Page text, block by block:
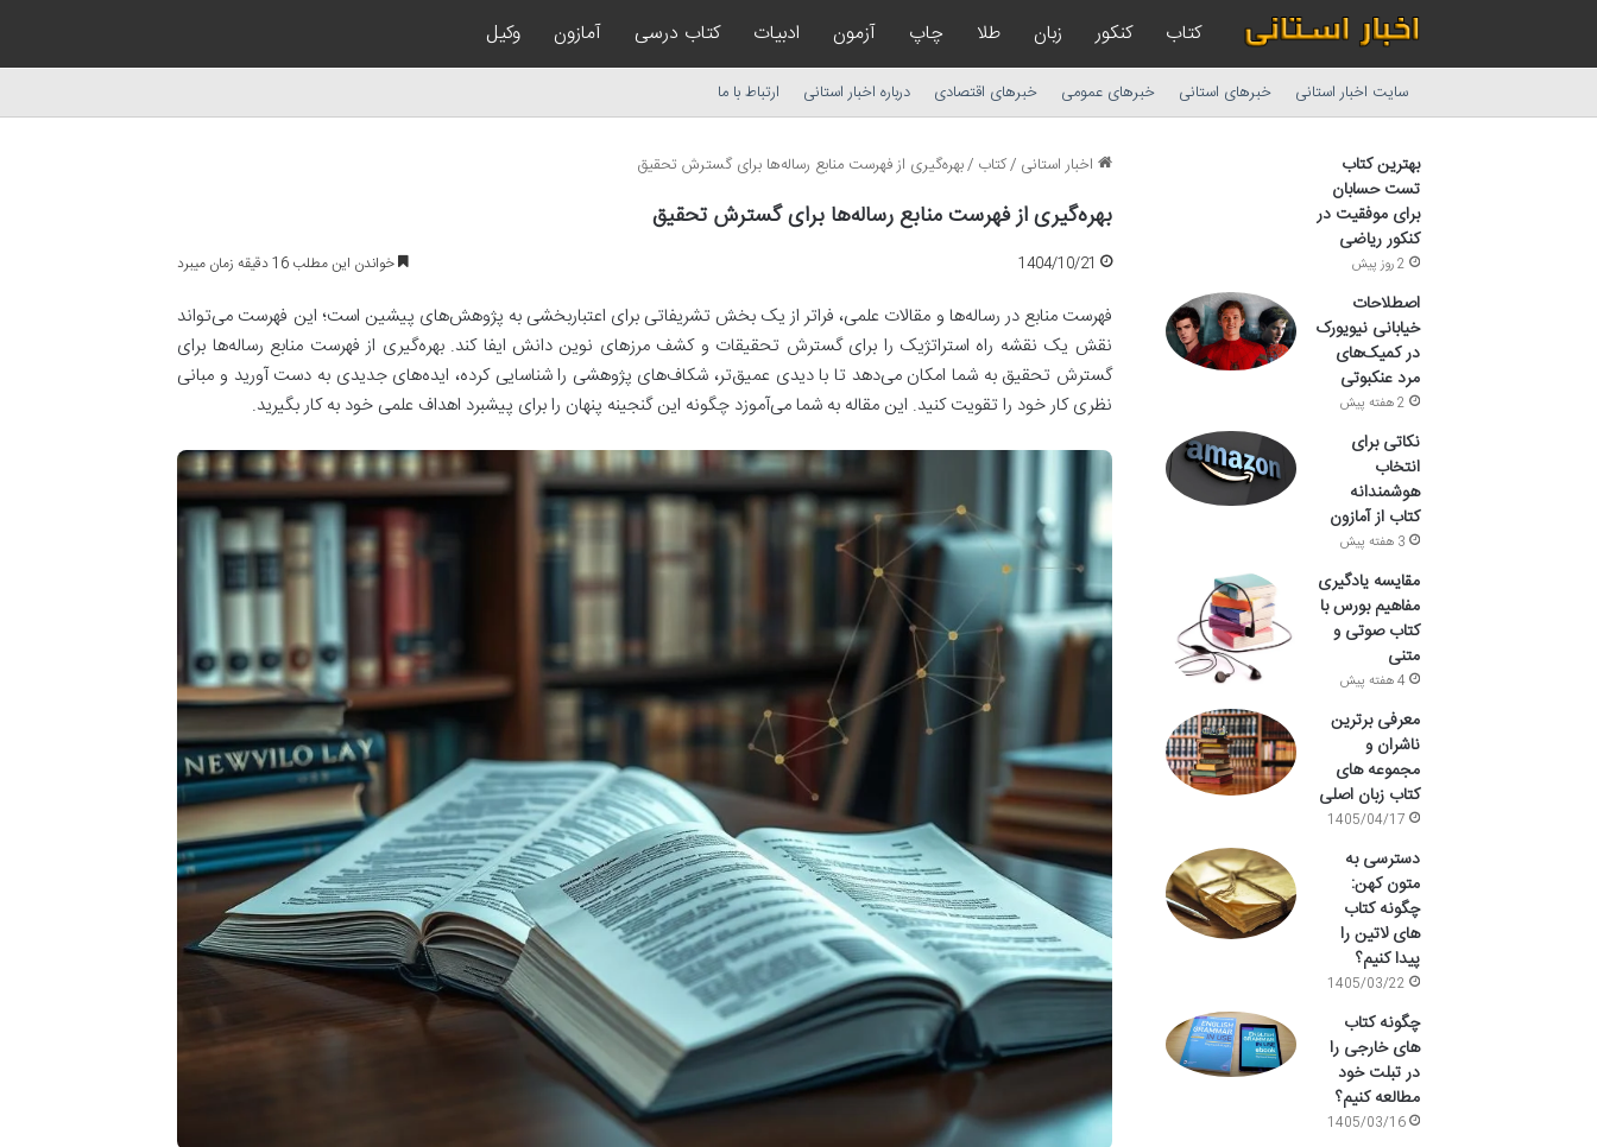
کتاب کنکور زبان طلا چاپ آزمون ادبیات کتاب درسی آمازون وکیل
سایت اخبار استانی خبرهای استانی خبرهای عمومی خبرهای اقتصادی درباره اخبار استانی ارتباط با ما
اخبار استانی /کتاب /بهره‌گیری از فهرست منابع رساله‌ها برای گسترش تحقیق
بهره‌گیری از فهرست منابع رساله‌ها برای گسترش تحقیق
1404/10/21 خواندن این مطلب 16 دقیقه زمان میبرد
فهرست منابع در رساله‌ها و مقالات علمی، فراتر از یک بخش تشریفاتی برای اعتباربخشی به پژوهش‌های پیشین است؛ این فهرست می‌تواند
نقش یک نقشه راه استراتژیک را برای گسترش تحقیقات و کشف مرزهای نوین دانش ایفا کند. بهره‌گیری از فهرست منابع رساله‌ها برای
گسترش تحقیق به شما امکان می‌دهد تا با دیدی عمیق‌تر، شکاف‌های پژوهشی را شناسایی کرده، ایده‌های جدیدی به دست آورید و مبانی
نظری کار خود را تقویت کنید. این مقاله به شما می‌آموزد چگونه این گنجینه پنهان را برای پیشبرد اهداف علمی خود به کار بگیرید.
بهترین کتاب
تست حسابان
برای موفقیت در
کنکور ریاضی
2 روز پیش
اصطلاحات
خیابانی نیویورک
در کمیک‌های
مرد عنکبوتی
2 هفته پیش
نکاتی برای
انتخاب
هوشمندانه
کتاب از آمازون
3 هفته پیش
مقایسه یادگیری
مفاهیم بورس با
کتاب صوتی و
متنی
4 هفته پیش
معرفی برترین
ناشران و
مجموعه های
کتاب زبان اصلی
1405/04/17
دسترسی به
متون کهن:
چگونه کتاب
های لاتین را
پیدا کنیم؟
1405/03/22
چگونه کتاب
های خارجی را
در تبلت خود
مطالعه کنیم؟
1405/03/16